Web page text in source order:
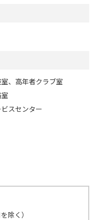
、高年者クラブ室
スセンター
除く）